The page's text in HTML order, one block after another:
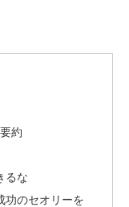
約
るな
功のセオリーを